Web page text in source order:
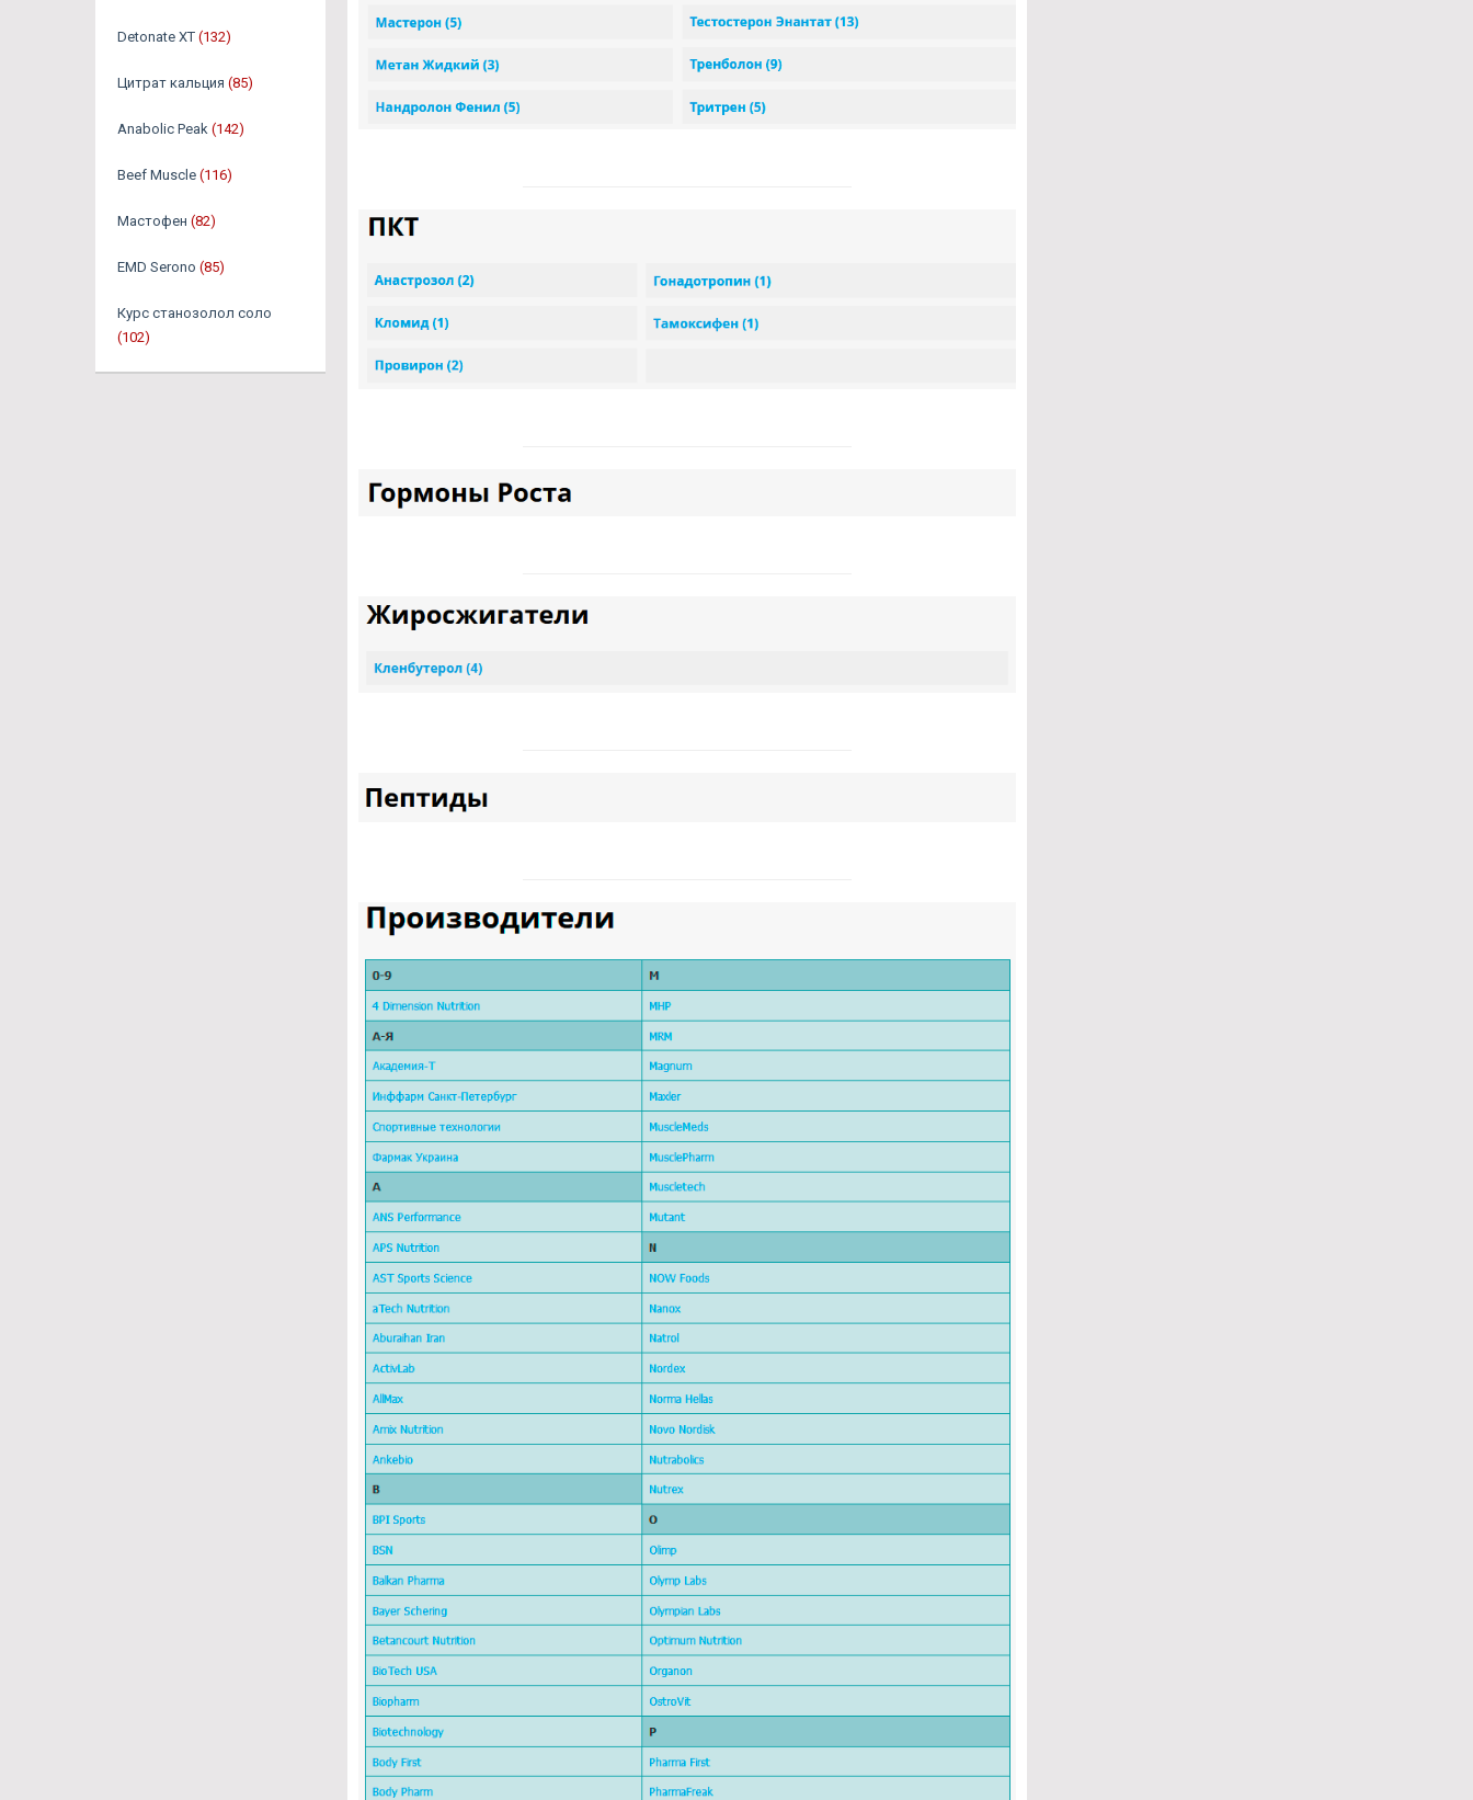
Detonate XT (132)
Цитрат кальция (85)
Anabolic Peak (142)
Beef Muscle (116)
Мастофен (82)
EMD Serono (85)
Курс станозолол соло
(102)